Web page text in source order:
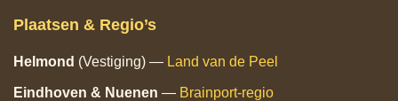
Plaatsen & Regio’s
Helmond (Vestiging) — Land van de Peel
Eindhoven & Nuenen — Brainport‑regio